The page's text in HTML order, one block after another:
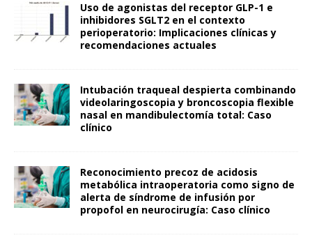
Uso de agonistas del receptor GLP-1 e
inhibidores SGLT2 en el contexto
perioperatorio: Implicaciones clínicas y
recomendaciones actuales
Intubación traqueal despierta combinando
videolaringoscopia y broncoscopia flexible
nasal en mandibulectomía total: Caso
clínico
Reconocimiento precoz de acidosis
metabólica intraoperatoria como signo de
alerta de síndrome de infusión por
propofol en neurocirugía: Caso clínico